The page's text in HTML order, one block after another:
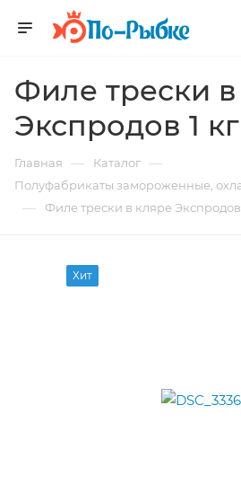
Филе трески
Экспродов 1 кг
Главная — Каталог —
Полуфабрикаты замороженные,
— Филе трески в кляре Экспродов
Хит